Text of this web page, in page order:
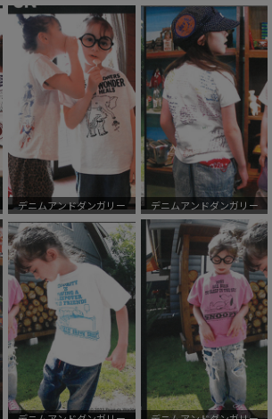
デニムアンドダンガリー デニムアンドダンガリー